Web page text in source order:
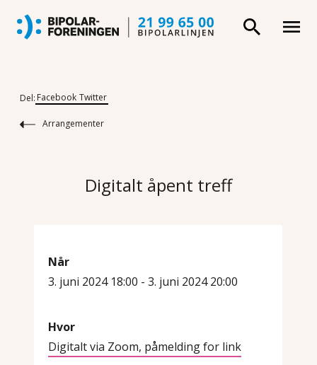
Del: Facebook Twitter
Arrangementer
Digitalt åpent treff
Når
3. juni 2024 18:00 - 3. juni 2024 20:00
Hvor
Digitalt via Zoom, påmelding for link